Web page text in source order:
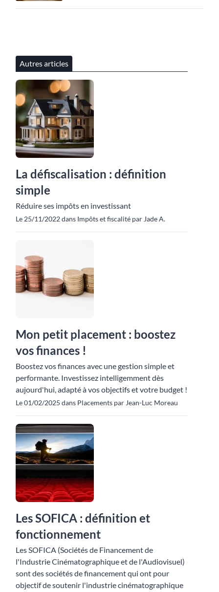
Autres articles
La défiscalisation : définition
simple
Réduire ses impôts en investissant
Le 25/11/2022 dans Impôts et fiscalité par Jade A.
Mon petit placement : boostez
vos finances !
Boostez vos finances avec une gestion simple et
performante. Investissez intelligemment dès
aujourd'hui, adapté à vos objectifs et votre budget !
Le 01/02/2025 dans Placements par Jean-Luc Moreau
Les SOFICA : définition et
fonctionnement
Les SOFICA (Sociétés de Financement de
l'Industrie Cinématographique et de l'Audiovisuel)
sont des sociétés de financement qui ont pour
objectif de soutenir l'industrie cinématographique